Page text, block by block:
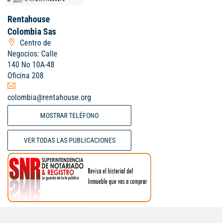
Rentahouse
Colombia Sas
Centro de
Negocios: Calle
140 No 10A-48
Oficina 208
colombia@rentahouse.org
MOSTRAR TELÉFONO
VER TODAS LAS PUBLICACIONES